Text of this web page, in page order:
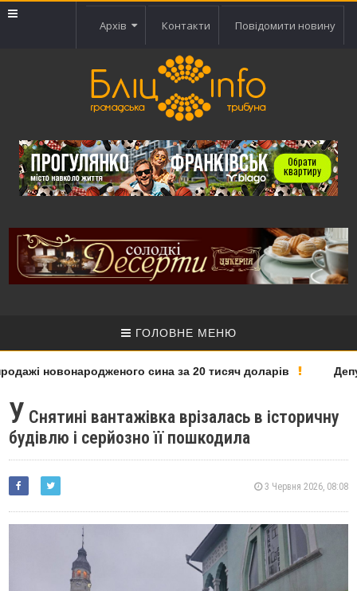
Архів Контакти Повідомити новину
ГОЛОВНЕ МЕНЮ
новонародженого сина за 20 тисяч доларів
У Снятині вантажівка врізалась в історичну
будівлю і серйозно її пошкодила
3 Червня 2026, 08:08